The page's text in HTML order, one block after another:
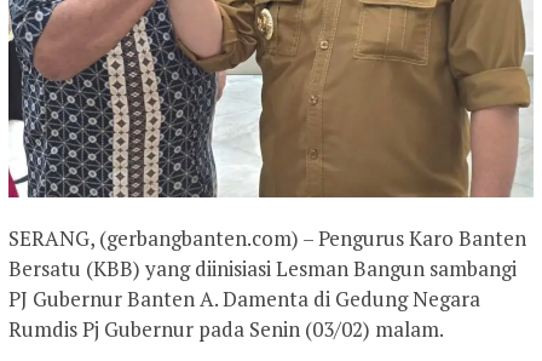
SERANG, (gerbangbanten.com) – Pengurus Karo Banten
Bersatu (KBB) yang diinisiasi Lesman Bangun sambangi
PJ Gubernur Banten A. Damenta di Gedung Negara
Rumdis Pj Gubernur pada Senin (03/02) malam.